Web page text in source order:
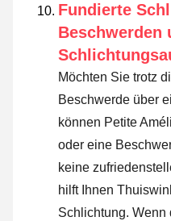
Fundierte
Beschwerden
Möchten Sie trotz
Beschwerde über
können Petite
oder eine
keine
hilft Ihnen
Schlichtung. Wenn